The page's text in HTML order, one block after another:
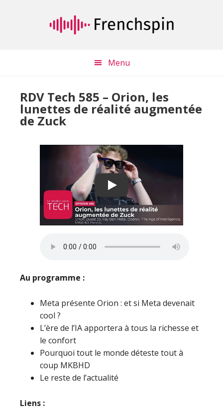
Menu
RDV Tech 585 – Orion, les
lunettes de réalité augmentée
de Zuck
Play
Au programme :
Meta présente Orion : et si Meta devenait
cool ?
L’ère de l’IA apportera à tous la richesse et
le confort
Pourquoi tout le monde déteste tout à
coup MKBHD
Le reste de l’actualité
Liens :